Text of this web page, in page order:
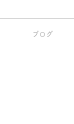
ブログ